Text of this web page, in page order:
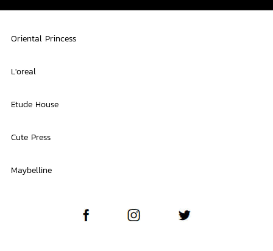
Oriental Princess
L'oreal
Etude House
Cute Press
Maybelline